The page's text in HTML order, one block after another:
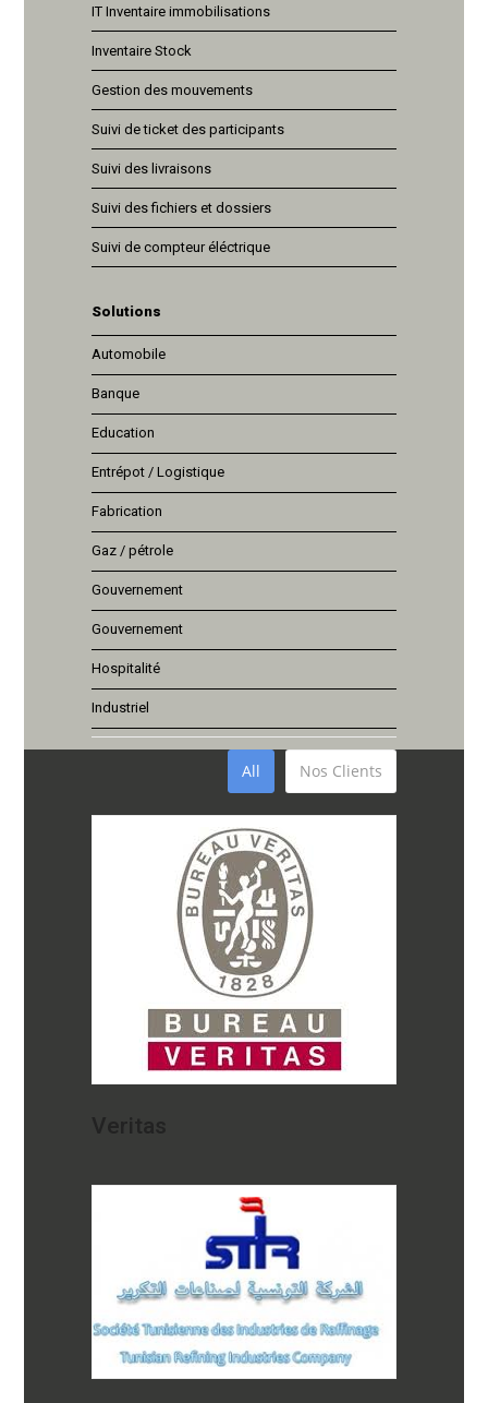
IT Inventaire immobilisations
Inventaire Stock
Gestion des mouvements
Suivi de ticket des participants
Suivi des livraisons
Suivi des fichiers et dossiers
Suivi de compteur éléctrique
Solutions
Automobile
Banque
Education
Entrépot / Logistique
Fabrication
Gaz / pétrole
Gouvernement
Gouvernement
Hospitalité
Industriel
All Nos Clients
Veritas